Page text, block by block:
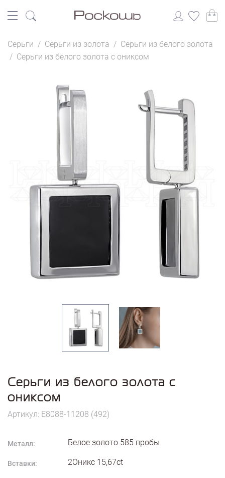
Серьги / Серьги из золота / Серьги из белого золота
/ Серьги из белого золота с ониксом
Серьги из белого золота с
ониксом
Артикул: E8088-11208 (492)
Металл: Белое золото 585 пробы
Вставки: 2Оникс 15,67ct